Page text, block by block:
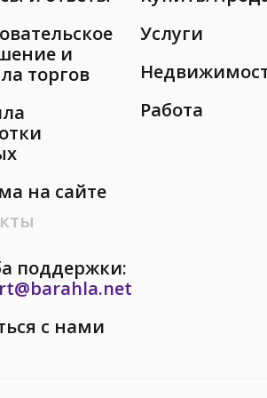
и
торгов
на сайте
Услуги
Работа
поддержки:
с нами